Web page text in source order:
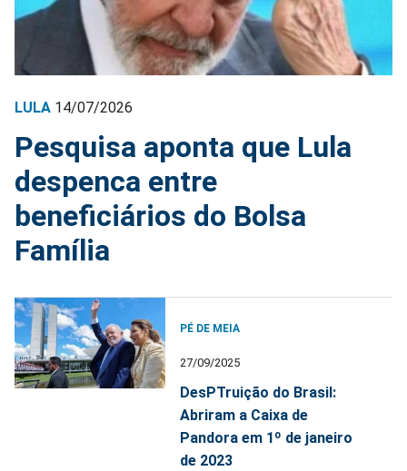
LULA 14/07/2026
Pesquisa aponta que Lula
despenca entre
beneficiários do Bolsa
Família
PÉ DE MEIA
27/09/2025
DesPTruição do Brasil:
Abriram a Caixa de
Pandora em 1º de janeiro
de 2023